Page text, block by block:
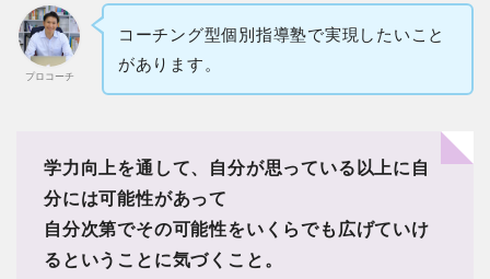
プロコーチ
コーチング型個別指導塾で実現したいこと
があります。
学力向上を通して、自分が思っている以上に自
分には可能性があって
自分次第でその可能性をいくらでも広げていけ
るということに気づくこと。